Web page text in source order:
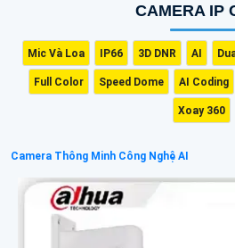
CAMERA IP
Mic Và Loa IP66 3D DNR AI
Full Color Speed Dome AI Coding
Xoay 360
Camera Thông Minh Công Nghệ AI